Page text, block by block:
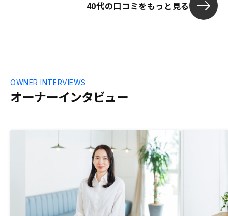
40代の口コミをもっと見る
オーナーインタビュー
OWNER INTERVIEWS